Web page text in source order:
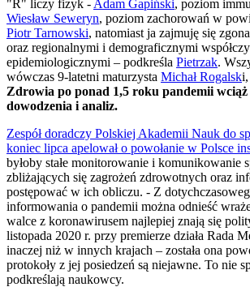
"R" liczy fizyk - Adam Gapiński, poziom
Wiesław Seweryn, poziom zachorowań w
Piotr Tarnowski, natomiast ja zajmuję się
oraz regionalnymi i demograficznymi
epidemiologicznymi – podkreśla Pietrzak.
wówczas 9-latetni maturzysta Michał Rogalski,
Zdrowia po ponad 1,5 roku pandemii
dowodzenia i analiz.
Zespół doradczy Polskiej Akademii Nauk do
koniec lipca apelował o powołanie w Polsce
byłoby stałe monitorowanie i komunikowanie
zbliżających się zagrożeń zdrowotnych oraz
postępować w ich obliczu. - Z
informowania o pandemii można odnieść
walce z koronawirusem najlepiej znają się
listopada 2020 r. przy premierze działa Rada
inaczej niż w innych krajach – została ona
protokoły z jej posiedzeń są niejawne. To nie
podkreślają naukowcy.